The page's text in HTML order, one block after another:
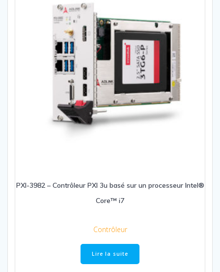
PXI-3982 – Contrôleur PXI 3u basé sur un processeur Intel®
Core™ i7
Contrôleur
Lire la suite